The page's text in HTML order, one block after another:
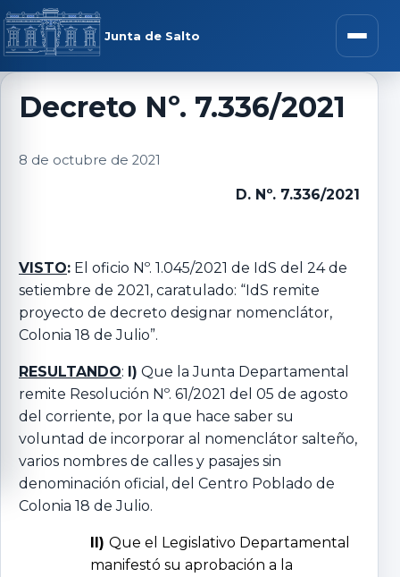
Saltar al contenido
Junta de Salto Abrir
menú
Decreto Nº. 7.336/2021
8 de octubre de 2021
D. Nº. 7.336/2021
VISTO: El oficio Nº. 1.045/2021 de IdS del 24 de
setiembre de 2021, caratulado: “IdS remite
proyecto de decreto designar nomenclátor,
Colonia 18 de Julio”.
RESULTANDO: I) Que la Junta Departamental
remite Resolución Nº. 61/2021 del 05 de agosto
del corriente, por la que hace saber su
voluntad de incorporar al nomenclátor salteño,
varios nombres de calles y pasajes sin
denominación oficial, del Centro Poblado de
Colonia 18 de Julio.
II) Que el Legislativo Departamental
manifestó su aprobación a la